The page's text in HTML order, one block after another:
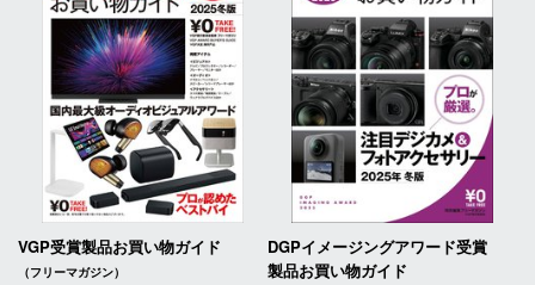
VGP受賞製品お買い物ガイド
（フリーマガジン）
DGPイメージングアワード受賞
製品お買い物ガイド